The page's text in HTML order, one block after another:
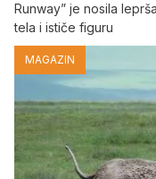
Runway” je nosila
tela i ističe figuru
MAGAZIN